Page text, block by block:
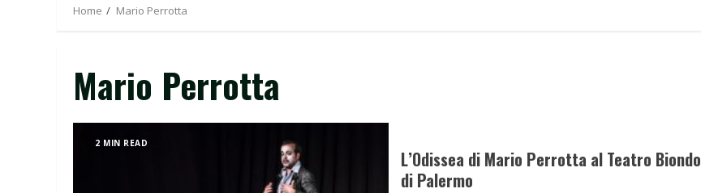
Home Mario Perrotta
Mario Perrotta
2 MIN READ
L’Odissea di Mario Perrotta al Teatro Biondo
di Palermo